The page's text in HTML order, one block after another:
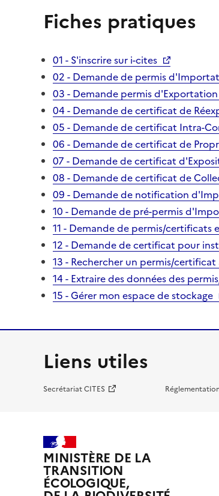
Fiches pratiques
01 - S'inscrire sur i-cites
02 - Demande de permis
03 - Demande permis d'Exportation
04 - Demande de certificat de
05 - Demande de certificat Intra-
06 - Demande de certificat de
07 - Demande de certificat
08 - Demande de certificat de
09 - Demande de notification
10 - Demande de pré-permis
11 - Demande de permis/certificats
12 - Demande de certificat pour
13 - Rechercher un permis/
14 - Extraire des données des
15 - Gérer mon espace de stockage
Liens utiles
Secrétariat CITES
MINISTÈRE DE LA
TRANSITION
ÉCOLOGIQUE,